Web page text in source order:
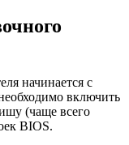
начинается с
включить
(чаще всего
BIOS.